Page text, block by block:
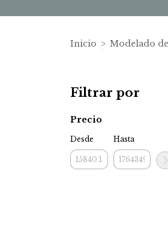
Inicio > Modelado
Filtrar por
Precio
Desde Hasta